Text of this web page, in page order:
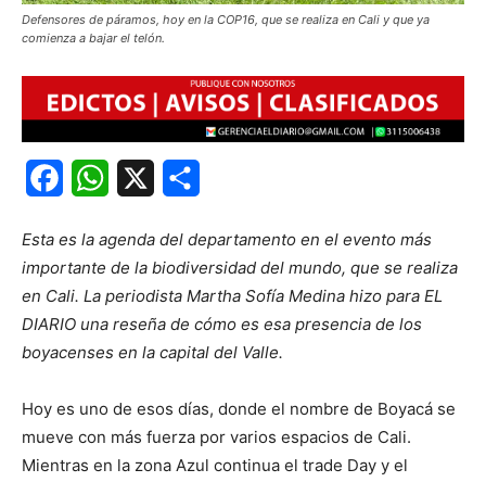
Defensores de páramos, hoy en la COP16, que se realiza en Cali y que ya
comienza a bajar el telón.
FacebookWhatsApp
Esta es la agenda del departamento en el evento más
importante de la biodiversidad del mundo, que se realiza
en Cali. La periodista Martha Sofía Medina hizo para EL
DIARIO una reseña de cómo es esa presencia de los
boyacenses en la capital del Valle.
Hoy es uno de esos días, donde el nombre de Boyacá se
mueve con más fuerza por varios espacios de Cali.
Mientras en la zona Azul continua el trade Day y el